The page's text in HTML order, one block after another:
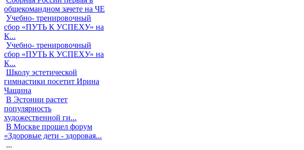
общекомандном зачете на ЧЕ
Учебно- тренировочный
сбор «ПУТЬ К УСПЕХУ» на
К...
Учебно- тренировочный
сбор «ПУТЬ К УСПЕХУ» на
К...
Школу эстетической
гимнастики посетит Ирина
Чащина
В Эстонии растет
популярность
художественной ги...
В Москве прошел форум
«Здоровые дети - здоровая...
...